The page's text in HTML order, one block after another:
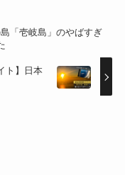
「壱岐島」のやばすぎ
ト】日本